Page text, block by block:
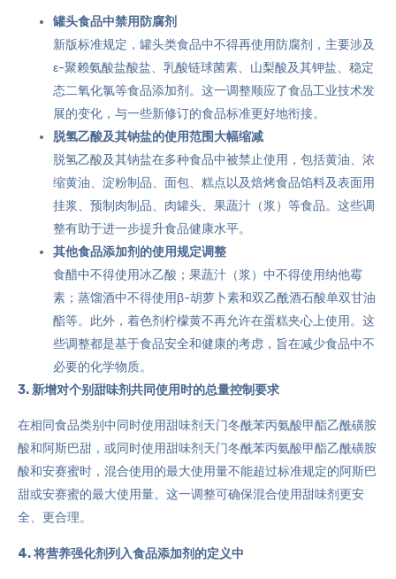
罐头食品中禁用防腐剂
新版标准规定，罐头类食品中不得再使用防腐剂，主要涉及
ε-聚赖氨酸盐酸盐、乳酸链球菌素、山梨酸及其钾盐、稳定
态二氧化氯等食品添加剂。这一调整顺应了食品工业技术发
展的变化，与一些新修订的食品标准更好地衔接。
脱氢乙酸及其钠盐的使用范围大幅缩减
脱氢乙酸及其钠盐在多种食品中被禁止使用，包括黄油、浓
缩黄油、淀粉制品、面包、糕点以及焙烤食品馅料及表面用
挂浆、预制肉制品、肉罐头、果蔬汁（浆）等食品。这些调
整有助于进一步提升食品健康水平。
其他食品添加剂的使用规定调整
食醋中不得使用冰乙酸；果蔬汁（浆）中不得使用纳他霉
素；蒸馏酒中不得使用β-胡萝卜素和双乙酰酒石酸单双甘油
酯等。此外，着色剂柠檬黄不再允许在蛋糕夹心上使用。这
些调整都是基于食品安全和健康的考虑，旨在减少食品中不
必要的化学物质。
3.新增对个别甜味剂共同使用时的总量控制要求
在相同食品类别中同时使用甜味剂 天门冬酰苯丙氨酸甲酯乙酰磺胺
酸和阿斯巴甜，或同时使用甜味剂天门冬酰苯丙氨酸甲酯乙酰磺胺
酸和安赛蜜时，混合使用的最大使用量不能超过标准规定的阿斯巴
甜或安赛蜜的最大使用量。这一调整可确保混合使用甜味剂更安
全、更合理。
4. 将营养强化剂列入食品添加剂的定义中